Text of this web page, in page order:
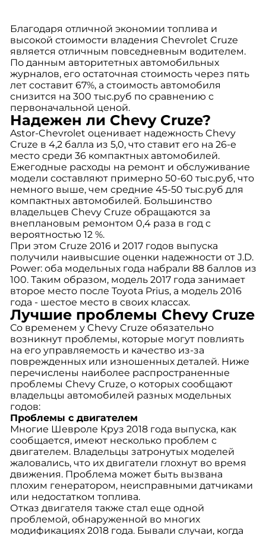
Благодаря отличной экономии топлива и
высокой стоимости владения Chevrolet Cruze
является отличным повседневным водителем.
По данным авторитетных автомобильных
журналов, его остаточная стоимость через пять
лет составит 67%, а стоимость автомобиля
снизится на 300 тыс.руб по сравнению с
первоначальной ценой.
Надежен ли Chevy Cruze?
Astor-Chevrolet оценивает надежность Chevy
Cruze в 4,2 балла из 5,0, что ставит его на 26-е
место среди 36 компактных автомобилей.
Ежегодные расходы на ремонт и обслуживание
модели составляют примерно 50-60 тыс.руб, что
немного выше, чем средние 45-50 тыс.руб для
компактных автомобилей. Большинство
владельцев Chevy Cruze обращаются за
внеплановым ремонтом 0,4 раза в год с
вероятностью 12 %.
При этом Cruze 2016 и 2017 годов выпуска
получили наивысшие оценки надежности от J.D.
Power: оба модельных года набрали 88 баллов из
100. Таким образом, модель 2017 года занимает
второе место после Toyota Prius, а модель 2016
года - шестое место в своих классах.
Лучшие проблемы Chevy Cruze
Со временем у Chevy Cruze обязательно
возникнут проблемы, которые могут повлиять
на его управляемость и качество из-за
поврежденных или изношенных деталей. Ниже
перечислены наиболее распространенные
проблемы Chevy Cruze, о которых сообщают
владельцы автомобилей разных модельных
годов:
Проблемы с двигателем
Многие Шевроле Круз 2018 года выпуска, как
сообщается, имеют несколько проблем с
двигателем. Владельцы затронутых моделей
жаловались, что их двигатели глохнут во время
движения. Проблема может быть вызвана
плохим генератором, неисправными датчиками
или недостатком топлива.
Отказ двигателя также стал еще одной
проблемой, обнаруженной во многих
модификациях 2018 года. Бывали случаи, когда